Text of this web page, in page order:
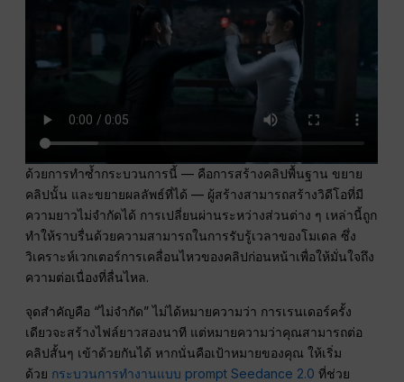
ด้วยการทำซ้ำกระบวนการนี้ — คือการสร้างคลิปพื้นฐาน ขยาย
คลิปนั้น และขยายผลลัพธ์ที่ได้ — ผู้สร้างสามารถสร้างวิดีโอที่มี
ความยาวไม่จำกัดได้ การเปลี่ยนผ่านระหว่างส่วนต่าง ๆ เหล่านี้ถูก
ทำให้ราบรื่นด้วยความสามารถในการรับรู้เวลาของโมเดล ซึ่ง
วิเคราะห์เวกเตอร์การเคลื่อนไหวของคลิปก่อนหน้าเพื่อให้มั่นใจถึง
ความต่อเนื่องที่ลื่นไหล.
จุดสำคัญคือ “ไม่จำกัด” ไม่ได้หมายความว่า การเรนเดอร์ครั้ง
เดียวจะสร้างไฟล์ยาวสองนาที แต่หมายความว่าคุณสามารถต่อ
คลิปสั้นๆ เข้าด้วยกันได้ หากนั่นคือเป้าหมายของคุณ ให้เริ่ม
ด้วย กระบวนการทำงานแบบ prompt Seedance 2.0 ที่ช่วย